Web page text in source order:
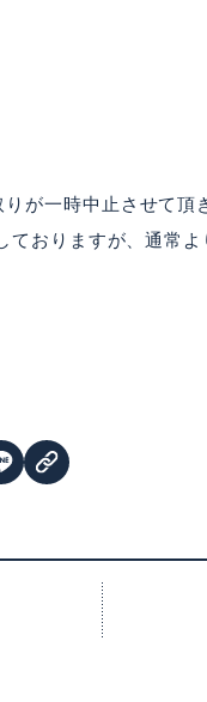
が一時中止させて頂
ておりますが、通常